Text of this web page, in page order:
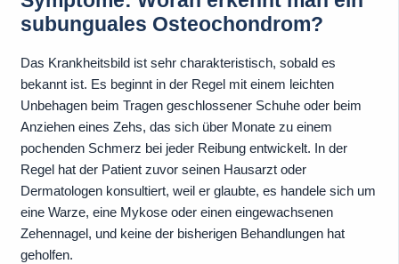
subunguales Osteochondrom?
Das Krankheitsbild ist sehr charakteristisch, sobald es
bekannt ist. Es beginnt in der Regel mit einem leichten
Unbehagen beim Tragen geschlossener Schuhe oder beim
Anziehen eines Zehs, das sich über Monate zu einem
pochenden Schmerz bei jeder Reibung entwickelt. In der
Regel hat der Patient zuvor seinen Hausarzt oder
Dermatologen konsultiert, weil er glaubte, es handele sich um
eine Warze, eine Mykose oder einen eingewachsenen
Zehennagel, und keine der bisherigen Behandlungen hat
geholfen.